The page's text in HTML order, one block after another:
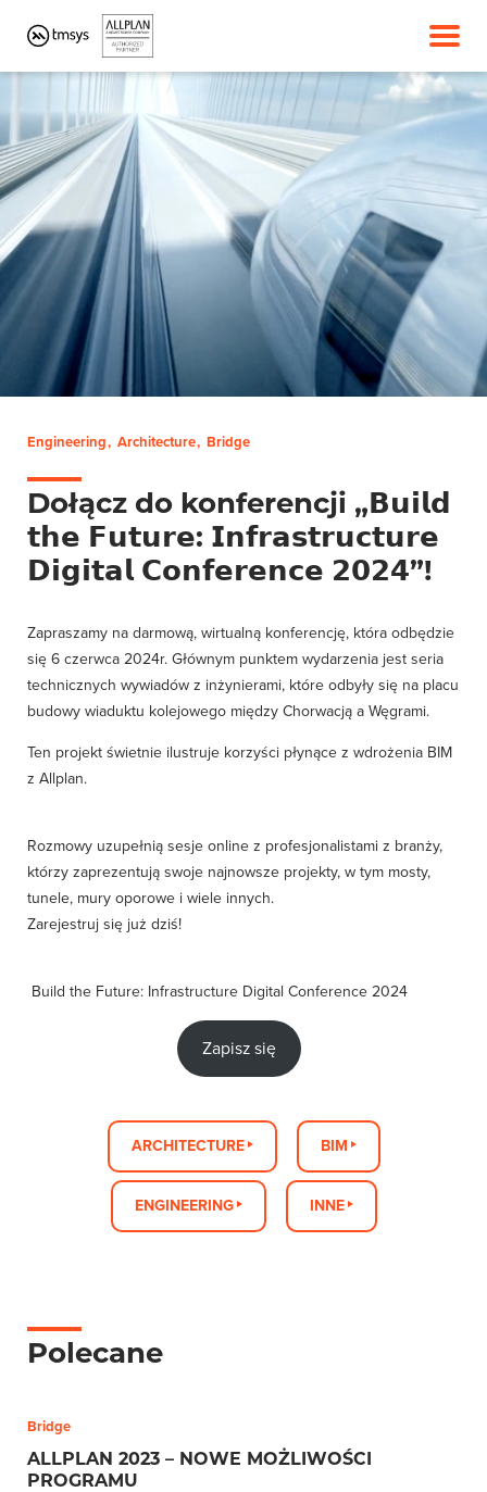
Engineering Architecture Bridge
Dołącz do konferencji „𝗕𝘂𝗶𝗹𝗱
𝘁𝗵𝗲 𝗙𝘂𝘁𝘂𝗿𝗲: 𝗜𝗻𝗳𝗿𝗮𝘀𝘁𝗿𝘂𝗰𝘁𝘂𝗿𝗲
𝗗𝗶𝗴𝗶𝘁𝗮𝗹 𝗖𝗼𝗻𝗳𝗲𝗿𝗲𝗻𝗰𝗲 𝟮𝟬𝟮𝟰”!
Zapraszamy na darmową, wirtualną konferencję, która odbędzie
się 6 czerwca 2024r. Głównym punktem wydarzenia jest seria
technicznych wywiadów z inżynierami, które odbyły się na placu
budowy wiaduktu kolejowego między Chorwacją a Węgrami.
Ten projekt świetnie ilustruje korzyści płynące z wdrożenia BIM
z Allplan.
Rozmowy uzupełnią sesje online z profesjonalistami z branży,
którzy zaprezentują swoje najnowsze projekty, w tym mosty,
tunele, mury oporowe i wiele innych.
Zarejestruj się już dziś!
Build the Future: Infrastructure Digital Conference 2024
Zapisz się
ARCHITECTURE BIM
ENGINEERING INNE
Polecane
Bridge
ALLPLAN 2023 – NOWE MOŻLIWOŚCI
PROGRAMU